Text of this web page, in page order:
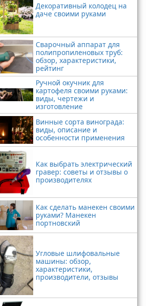
Декоративный колодец на
даче своими руками
Сварочный аппарат для
полипропиленовых труб:
обзор, характеристики,
рейтинг
Ручной окучник для
картофеля своими руками:
виды, чертежи и
изготовление
Винные сорта винограда:
виды, описание и
особенности применения
Как выбрать электрический
гравер: советы и отзывы о
производителях
Как сделать манекен своими
руками? Манекен
портновский
Угловые шлифовальные
машины: обзор,
характеристики,
производители, отзывы